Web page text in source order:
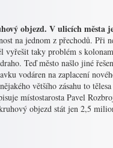
objezd. V ulicích města
na jednom z přechodů.
vyřešit taky problém s
Teď město našlo jiné
vodáren na zaplacení
většího zásahu to
místostarosta Pavel
objezd stát jen 2,5